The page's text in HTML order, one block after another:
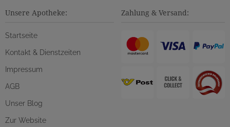
Unsere Apotheke:
Startseite
Kontakt & Dienstzeiten
Impressum
AGB
Unser Blog
Zur Website
Zahlung & Versand: